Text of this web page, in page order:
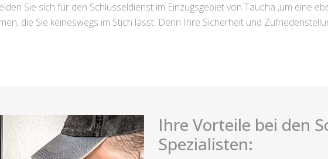
Sie sich für den Schlüsseldienst im Einzugsgebiet von Taucha ,um eine
die Sie keineswegs im Stich lässt. Denn Ihre Sicherheit und
Ihre Vorteile bei den
Spezialisten: